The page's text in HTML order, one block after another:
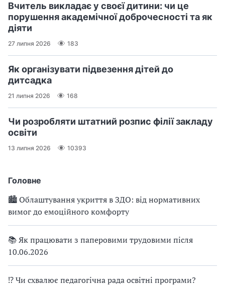
Головне
🏙 Облаштування укриття в ЗДО: від нормативних
вимог до емоційного комфорту
📚 Як працювати з паперовими трудовими після
10.06.2026
⁉ Чи схвалює педагогічна рада освітні програми?
Вчитель викладає у своєї дитини: чи це
порушення академічної доброчесності та як
діяти
27 липня 2026 183
Як організувати підвезення дітей до
дитсадка
21 липня 2026 168
Чи розробляти штатний розпис філії закладу
освіти
13 липня 2026 10393